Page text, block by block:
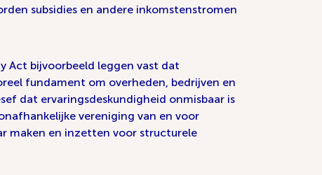
subsidies en andere inkomstenstromen
Act bijvoorbeeld leggen vast dat
fundament om overheden, bedrijven en
dat ervaringsdeskundigheid onmisbaar is
vereniging van en voor
maken en inzetten voor structurele